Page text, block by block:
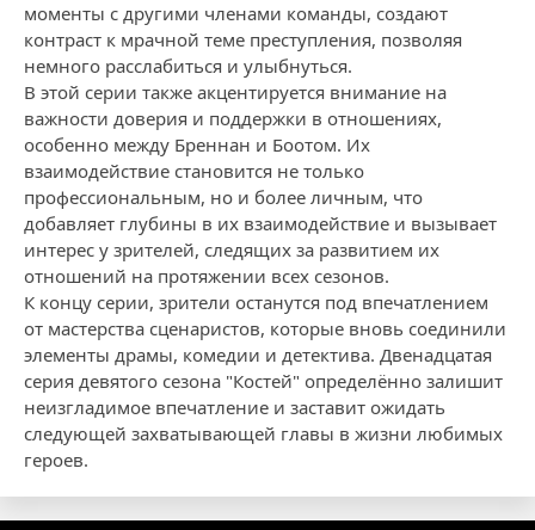
моменты с другими членами команды, создают
контраст к мрачной теме преступления, позволяя
немного расслабиться и улыбнуться.
В этой серии также акцентируется внимание на
важности доверия и поддержки в отношениях,
особенно между Бреннан и Боотом. Их
взаимодействие становится не только
профессиональным, но и более личным, что
добавляет глубины в их взаимодействие и вызывает
интерес у зрителей, следящих за развитием их
отношений на протяжении всех сезонов.
К концу серии, зрители останутся под впечатлением
от мастерства сценаристов, которые вновь соединили
элементы драмы, комедии и детектива. Двенадцатая
серия девятого сезона "Костей" определённо залишит
неизгладимое впечатление и заставит ожидать
следующей захватывающей главы в жизни любимых
героев.